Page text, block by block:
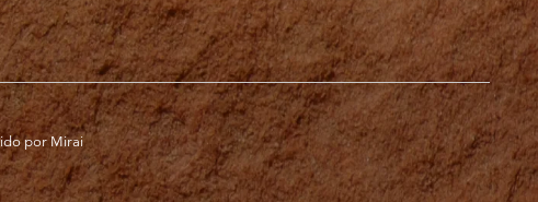
porMirai